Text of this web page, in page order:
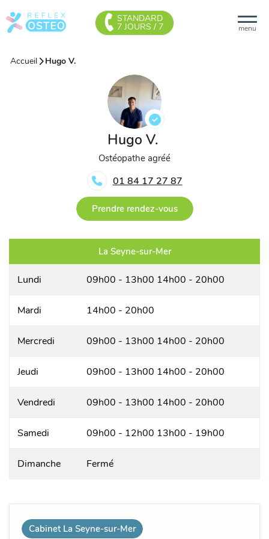
menu
STANDARD
7 JOURS / 7
Accueil Hugo V.
Hugo V.
Ostéopathe agréé
01 84 17 27 87
Prendre rendez-vous
Cabinet La Seyne-sur-Mer
La Seyne-sur-Mer
Lundi 09h00 - 13h00 14h00 - 20h00
Mardi 14h00 - 20h00
Mercredi 09h00 - 13h00 14h00 - 20h00
Jeudi 09h00 - 13h00 14h00 - 20h00
Vendredi 09h00 - 13h00 14h00 - 20h00
Samedi 09h00 - 12h00 13h00 - 19h00
Dimanche Fermé